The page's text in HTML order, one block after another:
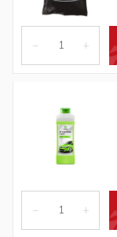
– +
– +